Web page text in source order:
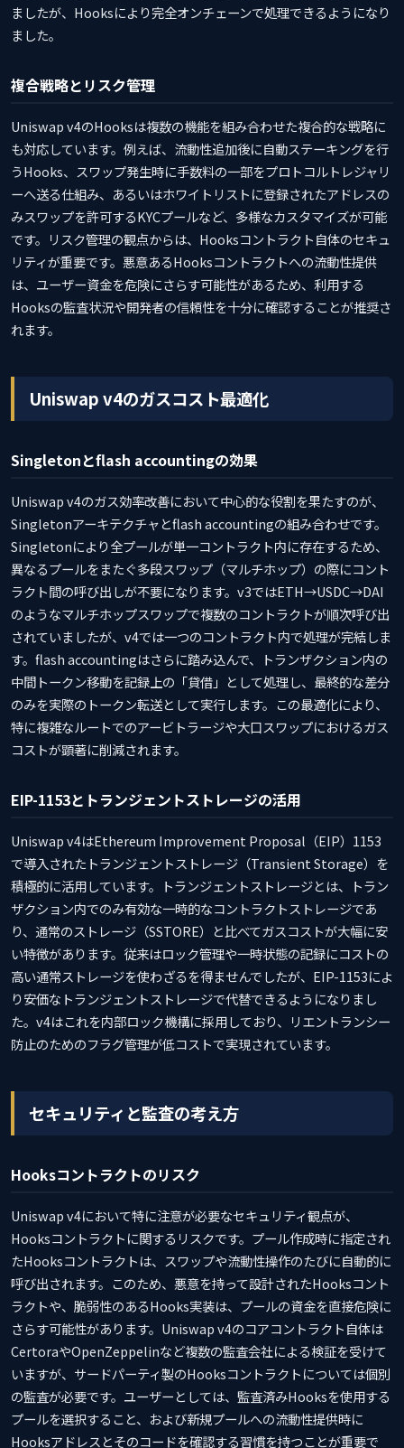
ましたが、Hooksにより完全オンチェーンで処理できるようになり
ました。
複合戦略とリスク管理
Uniswap v4のHooksは複数の機能を組み合わせた複合的な戦略に
も対応しています。例えば、流動性追加後に自動ステーキングを行
うHooks、スワップ発生時に手数料の一部をプロトコルトレジャリ
ーへ送る仕組み、あるいはホワイトリストに登録されたアドレスの
みスワップを許可するKYCプールなど、多様なカスタマイズが可能
です。リスク管理の観点からは、Hooksコントラクト自体のセキュ
リティが重要です。悪意あるHooksコントラクトへの流動性提供
は、ユーザー資金を危険にさらす可能性があるため、利用する
Hooksの監査状況や開発者の信頼性を十分に確認することが推奨さ
れます。
Uniswap v4のガスコスト最適化
Singletonとflash accountingの効果
Uniswap v4のガス効率改善において中心的な役割を果たすのが、
Singletonアーキテクチャとflash accountingの組み合わせです。
Singletonにより全プールが単一コントラクト内に存在するため、
異なるプールをまたぐ多段スワップ（マルチホップ）の際にコント
ラクト間の呼び出しが不要になります。v3ではETH→USDC→DAI
のようなマルチホップスワップで複数のコントラクトが順次呼び出
されていましたが、v4では一つのコントラクト内で処理が完結しま
す。flash accountingはさらに踏み込んで、トランザクション内の
中間トークン移動を記録上の「貸借」として処理し、最終的な差分
のみを実際のトークン転送として実行します。この最適化により、
特に複雑なルートでのアービトラージや大口スワップにおけるガス
コストが顕著に削減されます。
EIP-1153とトランジェントストレージの活用
Uniswap v4はEthereum Improvement Proposal（EIP）1153
で導入されたトランジェントストレージ（Transient Storage）を
積極的に活用しています。トランジェントストレージとは、トラン
ザクション内でのみ有効な一時的なコントラクトストレージであ
り、通常のストレージ（SSTORE）と比べてガスコストが大幅に安
い特徴があります。従来はロック管理や一時状態の記録にコストの
高い通常ストレージを使わざるを得ませんでしたが、EIP-1153によ
り安価なトランジェントストレージで代替できるようになりまし
た。v4はこれを内部ロック機構に採用しており、リエントランシー
防止のためのフラグ管理が低コストで実現されています。
セキュリティと監査の考え方
Hooksコントラクトのリスク
Uniswap v4において特に注意が必要なセキュリティ観点が、
Hooksコントラクトに関するリスクです。プール作成時に指定され
たHooksコントラクトは、スワップや流動性操作のたびに自動的に
呼び出されます。このため、悪意を持って設計されたHooksコント
ラクトや、脆弱性のあるHooks実装は、プールの資金を直接危険に
さらす可能性があります。Uniswap v4のコアコントラクト自体は
CertoraやOpenZeppelinなど複数の監査会社による検証を受けて
いますが、サードパーティ製のHooksコントラクトについては個別
の監査が必要です。ユーザーとしては、監査済みHooksを使用する
プールを選択すること、および新規プールへの流動性提供時に
Hooksアドレスとそのコードを確認する習慣を持つことが重要で